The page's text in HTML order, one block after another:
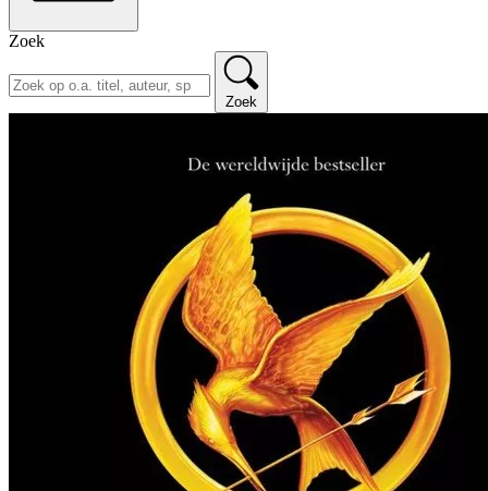
Zoek
Zoek